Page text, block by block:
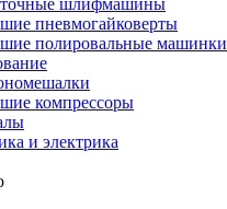
пневмогайковерты
полировальные машинки
компрессоры
и электрика